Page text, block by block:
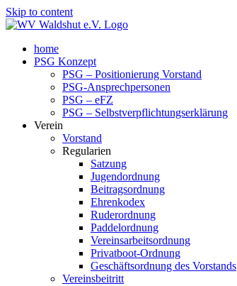
Skip to content
home
PSG Konzept
PSG – Positionierung Vorstand
PSG-Ansprechpersonen
PSG – eFZ
PSG – Selbstverpflichtungserklärung
Verein
Vorstand
Regularien
Satzung
Jugendordnung
Beitragsordnung
Ehrenkodex
Ruderordnung
Paddelordnung
Vereinsarbeitsordnung
Privatboot-Ordnung
Geschäftsordnung des Vorstands
Vereinsbeitritt